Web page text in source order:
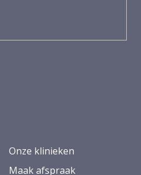
Onze klinieken
Maak afspraak